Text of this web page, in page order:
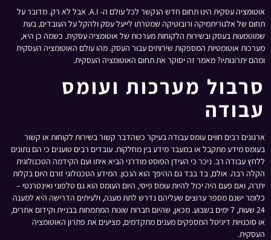
אוטומציה עסקית הינו תחום חדש הנקשר לכל עולם ה- A.I. אבל לא רק. מדובר על
תחום של אלגוריתמיקה ורובוטיקה שמטרתו לייעל עסק ולהקל על העובדים, בעת
שמוטמעות בעסק ובשירות הלקוחות מערכות של אוטומציה עסקית. כשמה כן היא,
מערכות אוטומטיות המספקות שירותים עבור העסק. מהו עולם האוטומציה העסקית
ומהם יתרונותיו? מאמר זה יסוקר את תחום האוטומציה העסקית.
סרבול מערכות ועומס
עבודה
ארגונים רבים חווים עומס עבודה בעיקר כשהדבר קשור בשירות לקוחות או קשור
בעומס מידע מתקבל או במעבר מידע בין מחלקות. עובדים רבים טוענים כי הם נתונים
ללחץ עבודה רב. ניכר כי העידן הפוסט מודרני הביא איתו ועם הקידמה הטכנולוגית
הקלה רבה. אולם, בד בבד גם ההיפך הוא הנכון. המידע הטכנולוגי זורם היום בקלות
יתרה, ואם פעם היה יכול להיות עומס פיסי, היום העומס הוא גם טלפוני ואינטרנטי –
כלומר ישנם מספר ערוצים שעליהם נדרש לתת מענה, ולעיתים הדרישה היא למענה
24 שעות, 7 ימים בשבוע. מכאן, שהיום חברות שונות המתמחות בבניית וקידום אתרים,
או סוכנויות דיגיטל המספקים מענים מתקדמים, מציעים את פתרון האוטומציה
העסקית.